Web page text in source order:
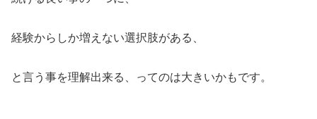
経験からしか増えない選択肢がある、
と言う事を理解出来る、ってのは大きいかもです。